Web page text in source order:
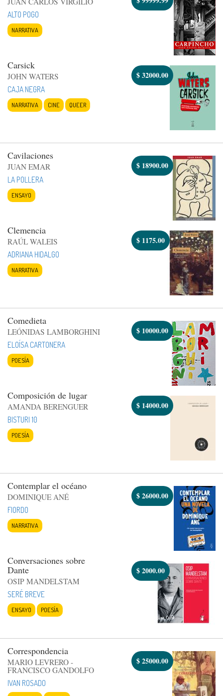
ALTO POGO
NARRATIVA
Carsick
JOHN WATERS
CAJA NEGRA
NARRATIVA CINE QUEER
$32000.00
Cavilaciones
JUAN EMAR
LA POLLERA
ENSAYO
$ 18900.00
Clemencia
RAÚL WALEIS
ADRIANA HIDALGO
NARRATIVA
$ 1175.00
Comedieta
LEÓNIDAS LAMBORGHINI
ELOÍSA CARTONERA
POESÍA
$ 10000.00
Composición de lugar
AMANDA BERENGUER
BISTURI 10
POESÍA
$ 14000.00
Contemplar el océano
DOMINIQUE ANÉ
FIORDO
NARRATIVA
$26000.00
Conversaciones sobre
Dante
OSIP MANDELSTAM
SERÉ BREVE
ENSAYO POESÍA
$2000.00
Correspondencia
MARIO LEVRERO -
FRANCISCO GANDOLFO
IVAN ROSADO
$25000.00